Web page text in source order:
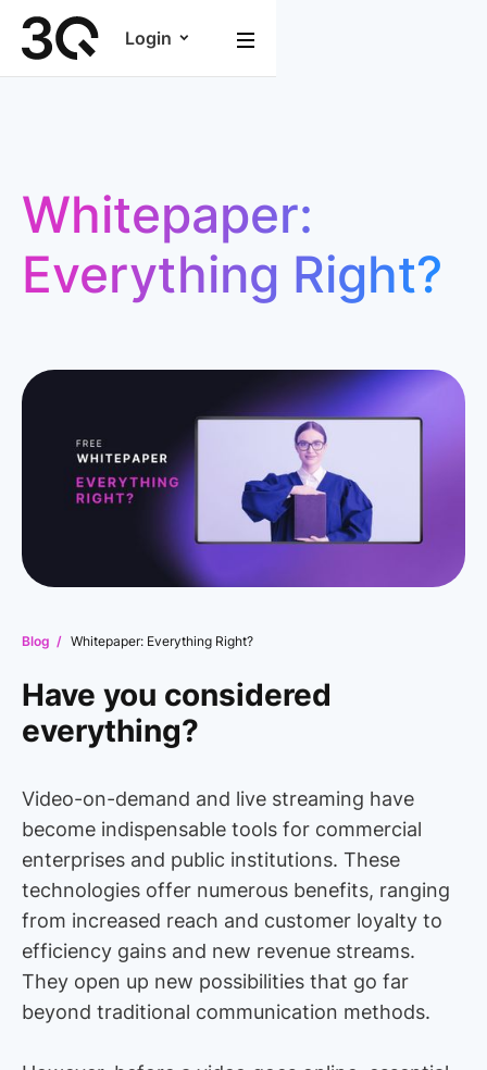
Login
Whitepaper:
Everything Right?
Blog / Whitepaper: Everything Right?
Have you considered
everything?
Video-on-demand and live streaming have
become indispensable tools for commercial
enterprises and public institutions. These
technologies offer numerous benefits, ranging
from increased reach and customer loyalty to
efficiency gains and new revenue streams.
They open up new possibilities that go far
beyond traditional communication methods.